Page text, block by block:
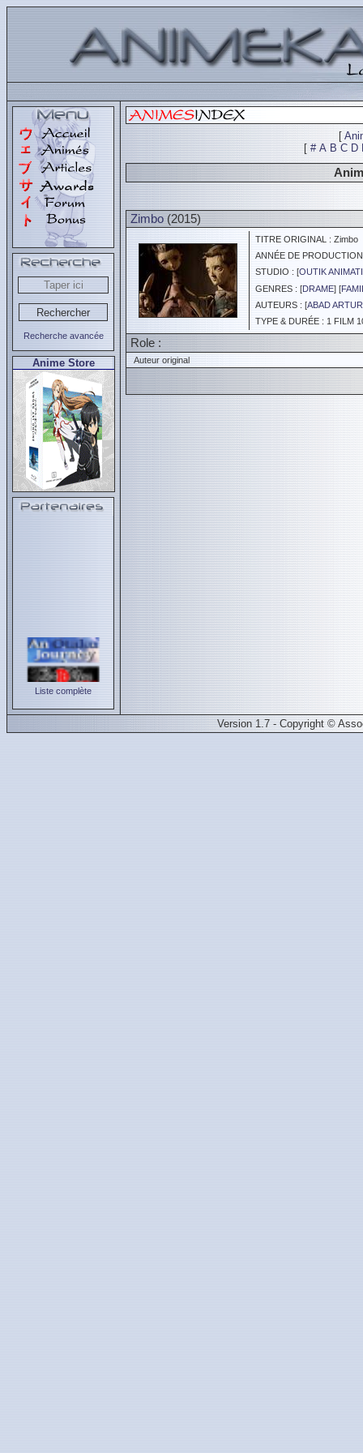
Recherche avancée
Anime Store
Liste complète
[
[ # A B C D
Zimbo (2015)
TITRE ORIGINAL : Zimbo
ANNÉE DE
STUDIO : [OUTIK
GENRES : [DRAME] [
AUTEURS : [ABAD
TYPE & DURÉE : 1 FILM
Role :
Auteur original
Version 1.7 - Copyright ©